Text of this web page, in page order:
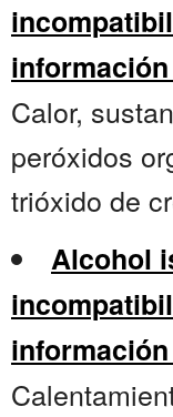
Calor,
peróxidos
trióxido de
Alcohol